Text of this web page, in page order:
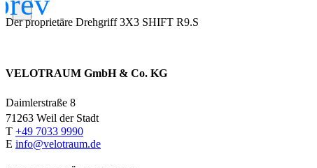
Der proprietäre Drehgriff 3X3 SHIFT R9.S
VELOTRAUM GmbH & Co. KG
Daimlerstraße 8
71263 Weil der Stadt
T +49 7033 9990
E info@velotraum.de